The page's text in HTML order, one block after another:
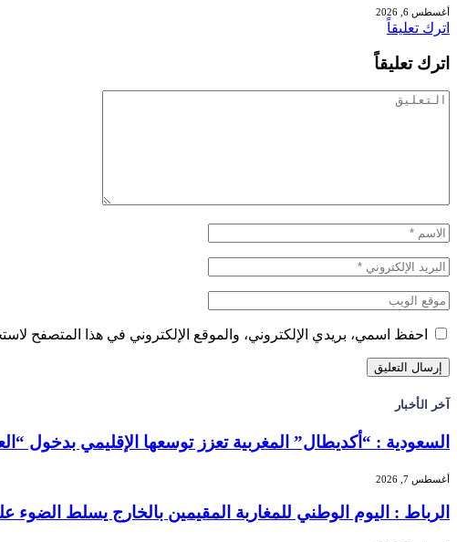
أغسطس 6, 2026
اترك تعليقاً
اترك تعليقاً
احفظ اسمي، بريدي الإلكتروني، والموقع الإلكتروني في هذا المتصفح
آخر الأخبار
السعودية : “أكديطال” المغربية تعزز توسعها الإقليمي بدخول
أغسطس 7, 2026
الرباط : اليوم الوطني للمغاربة المقيمين بالخارج يسلط الضوء